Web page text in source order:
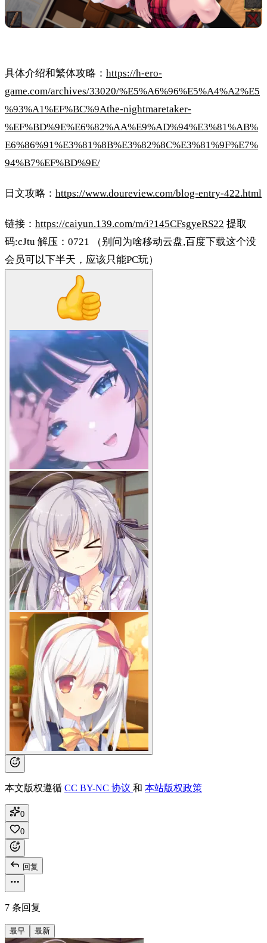
具体介绍和繁体攻略： https://h-ero-
game.com/archives/33020/%E5%A6%96%E5%A4%A2%E5
%93%A1%EF%BC%9Athe-nightmaretaker-
%EF%BD%9E%E6%82%AA%E9%AD%94%E3%81%AB%
E6%86%91%E3%81%8B%E3%82%8C%E3%81%9F%E7%
94%B7%EF%BD%9E/
日文攻略： https://www.doureview.com/blog-entry-422.html
链接： https://caiyun.139.com/m/i?145CFsgyeRS22 提取
码:cJtu 解压：0721 （别问为啥移动云盘,百度下载这个没
会员可以下半天，应该只能PC玩）
本文版权遵循 CC BY-NC 协议 和 本站版权政策
0
0
回复
7 条回复
最早 最新